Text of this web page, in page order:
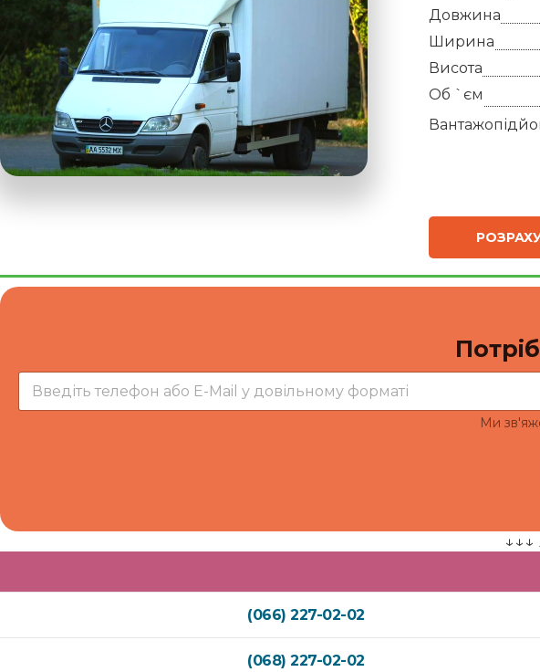
Довжина
Ширина
Висота
Об `єм
Ми
(066) 227-02-02
(068) 227-02-02